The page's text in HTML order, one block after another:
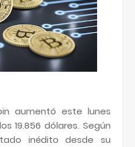
aumentó este lunes
19.856 dólares. Según
inédito desde su